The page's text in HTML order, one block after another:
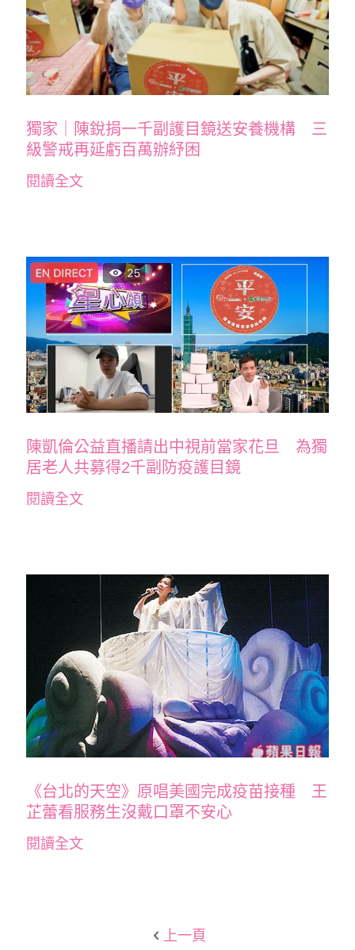
獨家｜陳銳捐一千副護目鏡送安養機構 三
級警戒再延虧百萬辦紓困
閱讀全文
陳凱倫公益直播請出中視前當家花旦 為獨
居老人共募得2千副防疫護目鏡
閱讀全文
《台北的天空》原唱美國完成疫苗接種 王
芷蕾看服務生沒戴口罩不安心
閱讀全文
上一頁